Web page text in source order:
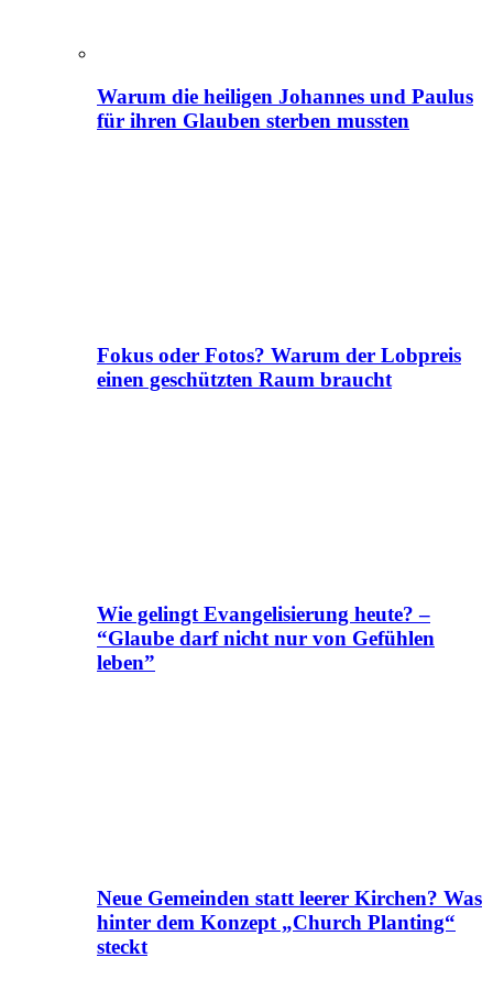
Warum die heiligen Johannes und Paulus
für ihren Glauben sterben mussten
Fokus oder Fotos? Warum der Lobpreis
einen geschützten Raum braucht
Wie gelingt Evangelisierung heute? –
“Glaube darf nicht nur von Gefühlen
leben”
Neue Gemeinden statt leerer Kirchen? Was
hinter dem Konzept „Church Planting“
steckt